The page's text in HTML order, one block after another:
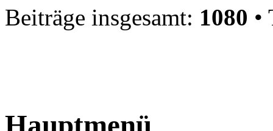
Beiträge insgesamt: 1080 •